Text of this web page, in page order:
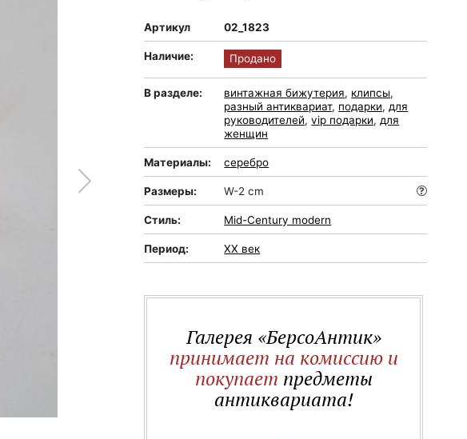
Артикул 02_1823
Наличие: Продано
В разделе: винтажная бижутерия, клипсы,
разный антиквариат, подарки, для
руководителей,vip подарки, для
женщин
Материалы: серебро
Размеры: W-2 cm
Стиль: Mid-Сentury modern
Период: XX век
Галерея «БерсоАнтик»
принимает на комиссию и
покупает предметы
антиквариата!